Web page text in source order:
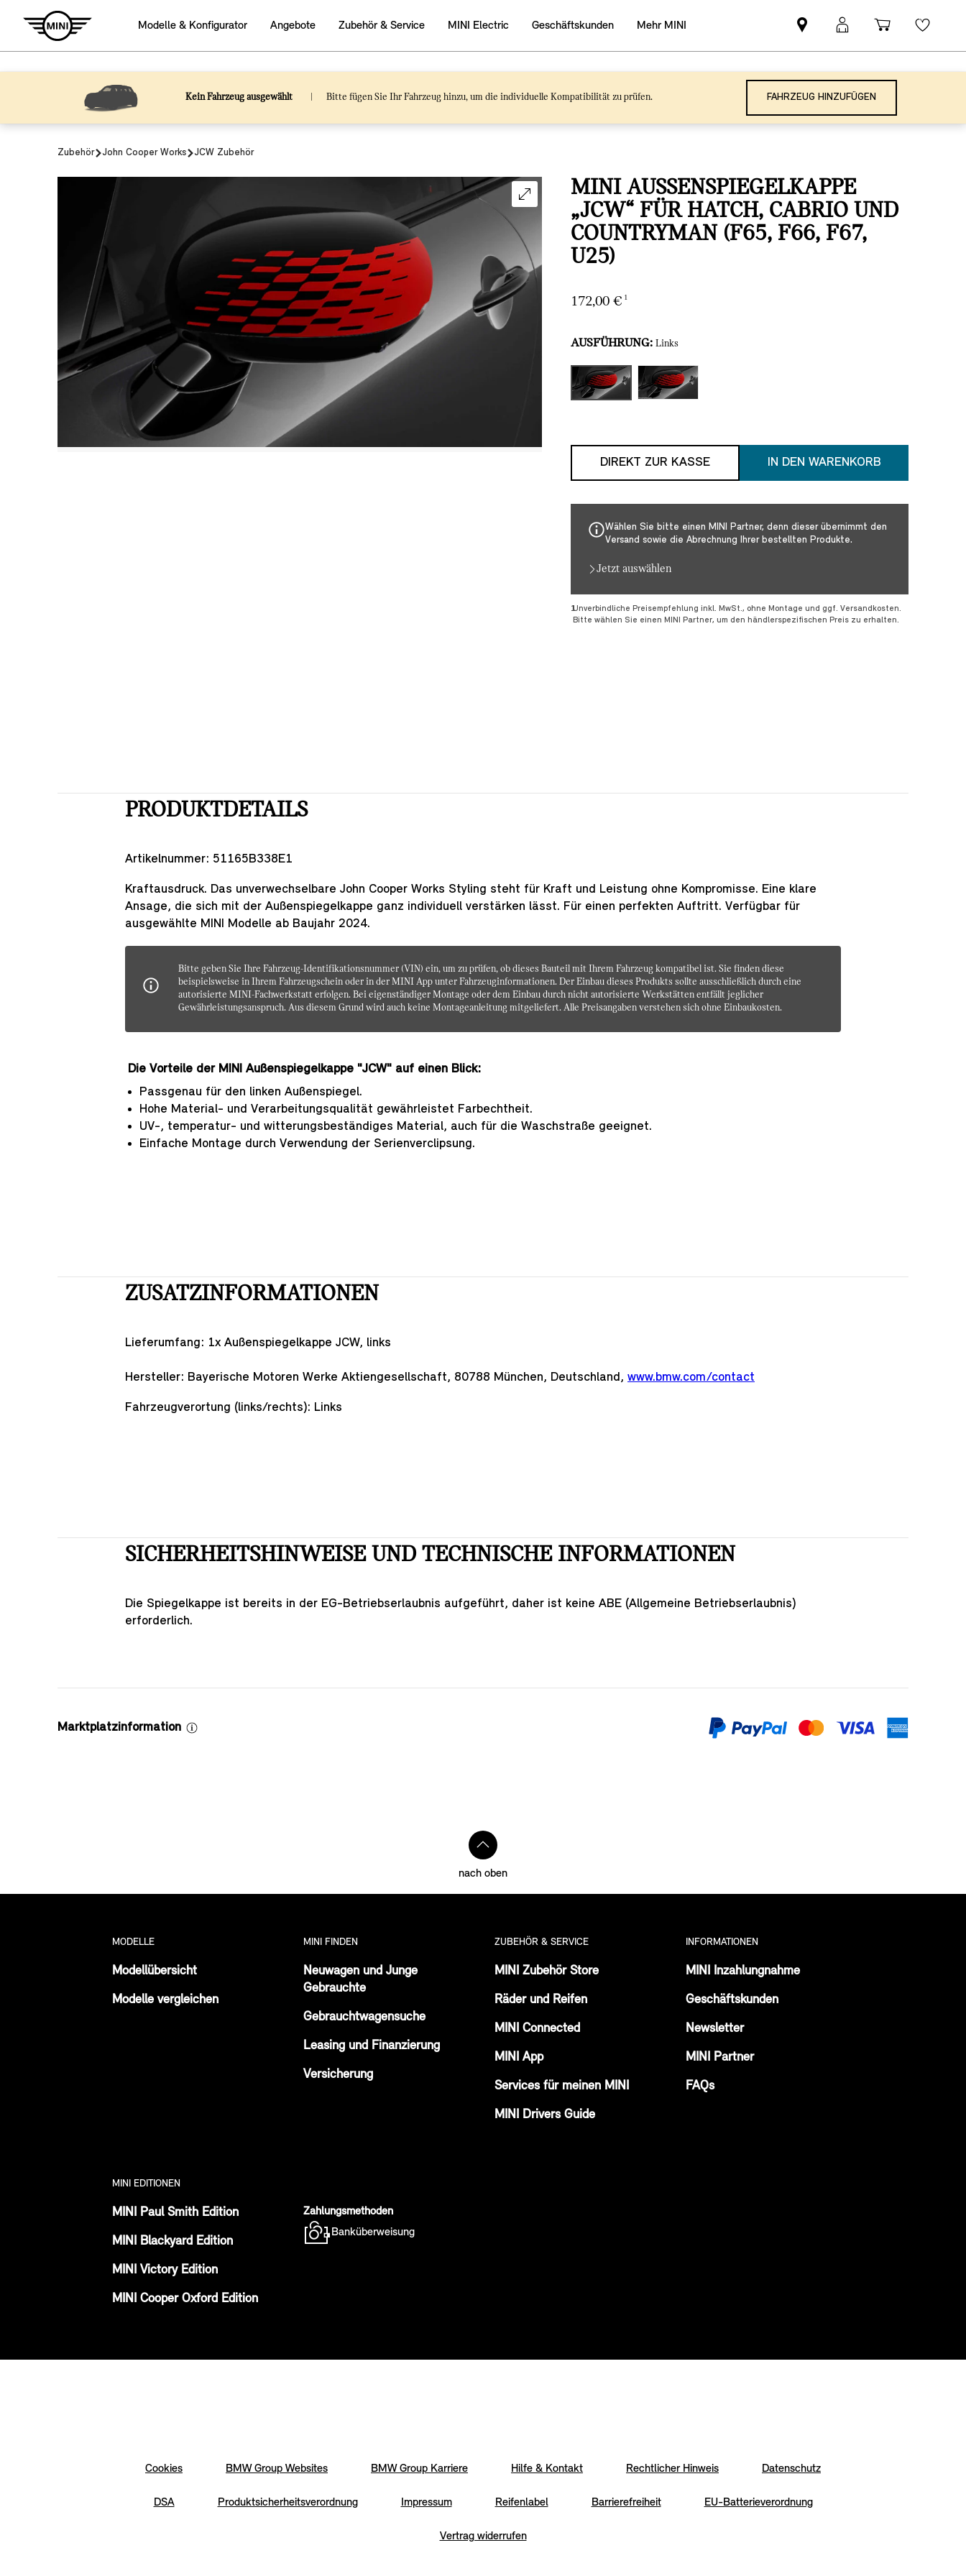
Kein Fahrzeug ausgewählt Bitte fügen Sie Ihr Fahrzeug hinzu, um die individuelle Kompatibilität zu prüfen. FAHRZEUG HINZUFÜGEN
Zubehör John Cooper Works JCW Zubehör
MINI AUSSENSPIEGELKAPPE „
JCW“ FÜR HATCH, CABRIO UND C
OUNTRYMAN (F65, F66, F67, U
25)
Aktueller Preis: 172,00 €
172,00 € 1
AUSFÜHRUNG: Links
DIREKT ZUR KASSE IN DEN WARENKORB
Wählen Sie bitte einen MINI Partner, denn dieser übernimmt den
Versand sowie die Abrechnung Ihrer bestellten Produkte.
Jetzt auswählen
Fußnoten
Fußnote 1
Unverbindliche Preisempfehlung inkl. MwSt., ohne Montage und ggf. Versandkosten.
Bitte wählen Sie einen MINI Partner, um den händlerspezifischen Preis zu erhalten.
1
PRODUKTDETAILS
Artikelnummer: 51165B338E1
Kraftausdruck. Das unverwechselbare John Cooper Works Styling steht für Kraft und Leistung ohne Kompromisse. Eine klare
Ansage, die sich mit der Außenspiegelkappe ganz individuell verstärken lässt. Für einen perfekten Auftritt. Verfügbar für
ausgewählte MINI Modelle ab Baujahr 2024.
Bitte geben Sie Ihre Fahrzeug-Identifikationsnummer (VIN) ein, um zu prüfen, ob dieses Bauteil mit Ihrem Fahrzeug kompatibel ist. Sie finden diese
beispielsweise in Ihrem Fahrzeugschein oder in der MINI App unter Fahrzeuginformationen. Der Einbau dieses Produkts sollte ausschließlich durch eine
autorisierte MINI-Fachwerkstatt erfolgen. Bei eigenständiger Montage oder dem Einbau durch nicht autorisierte Werkstätten entfällt jeglicher
Gewährleistungsanspruch. Aus diesem Grund wird auch keine Montageanleitung mitgeliefert. Alle Preisangaben verstehen sich ohne Einbaukosten.
Die Vorteile der MINI Außenspiegelkappe "JCW" auf einen Blick:
Passgenau für den linken Außenspiegel.
Hohe Material- und Verarbeitungsqualität gewährleistet Farbechtheit.
UV-, temperatur- und witterungsbeständiges Material, auch für die Waschstraße geeignet.
Einfache Montage durch Verwendung der Serienverclipsung.
ZUSATZINFORMATIONEN
Lieferumfang: 1x Außenspiegelkappe JCW, links
Hersteller: Bayerische Motoren Werke Aktiengesellschaft, 80788 München, Deutschland, www.bmw.com/contact
Fahrzeugverortung (links/rechts): Links
SICHERHEITSHINWEISE UND TECHNISCHE INFORMATIONEN
Die Spiegelkappe ist bereits in der EG-Betriebserlaubnis aufgeführt, daher ist keine ABE (Allgemeine Betriebserlaubnis)
erforderlich.
Marktplatzinformation